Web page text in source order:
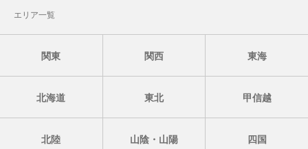
エリア一覧
関東 関西 東海
北海道 東北 甲信越
北陸 山陰・山陽 四国